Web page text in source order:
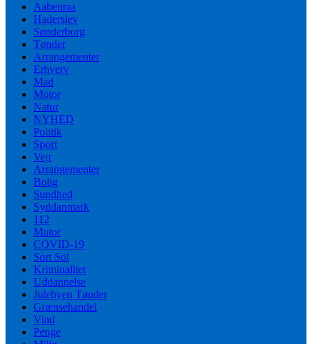
Aabenraa
Haderslev
Sønderborg
Tønder
Arrangementer
Erhverv
Mad
Motor
Natur
NYHED
Politik
Sport
Vejr
Arrangementer
Bolig
Sundhed
Syddanmark
112
Motor
COVID-19
Sort Sol
Kriminalitet
Uddannelse
Julebyen Tønder
Grænsehandel
Vind
Penge